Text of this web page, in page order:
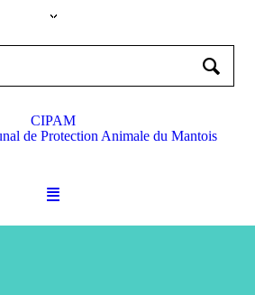
CIPAM
de Protection Animale du Mantois